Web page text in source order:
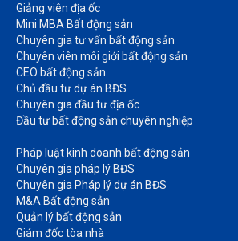
Giảng viên địa ốc
Mini MBA Bất động sản
Chuyên gia tư vấn bất động sản
Chuyên viên môi giới bất động sản​
CEO bất động sản
Chủ đầu tư dự án BĐS
Chuyên gia đầu tư địa ốc​
Đầu tư bất động sản chuyên nghiệp
Pháp luật kinh doanh bất động sản​
Chuyên gia pháp lý BĐS
Chuyên gia Pháp lý dự án BĐS
M&A Bất động sản​
Quản lý bất động sản
Giám đốc tòa nhà​